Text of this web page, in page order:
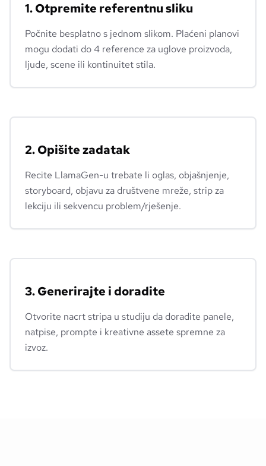
1. Otpremite referentnu sliku
Počnite besplatno s jednom slikom. Plaćeni planovi
mogu dodati do 4 reference za uglove proizvoda,
ljude, scene ili kontinuitet stila.
2. Opišite zadatak
Recite LlamaGen-u trebate li oglas, objašnjenje,
storyboard, objavu za društvene mreže, strip za
lekciju ili sekvencu problem/rješenje.
3. Generirajte i doradite
Otvorite nacrt stripa u studiju da doradite panele,
natpise, prompte i kreativne assete spremne za
izvoz.